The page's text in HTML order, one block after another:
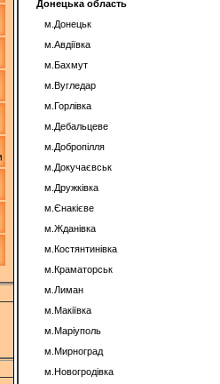
Донецька область
м.Донецьк
м.Авдіївка
м.Бахмут
м.Вугледар
м.Горлівка
м.Дебальцеве
м.Добропілля
м.Докучаєвськ
м.Дружківка
м.Єнакієве
м.Жданівка
м.Костянтинівка
м.Краматорськ
м.Лиман
м.Макіївка
м.Маріуполь
м.Мирноград
м.Новогродівка